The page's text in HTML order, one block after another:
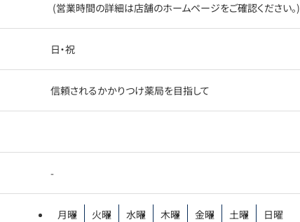
(営業時間の詳細は店舗のホームページをご確認ください。)
日・祝
信頼されるかかりつけ薬局を目指して
-
月曜
火曜
水曜
木曜
金曜
土曜
日曜